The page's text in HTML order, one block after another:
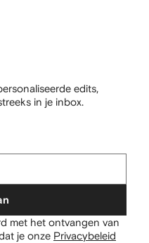
edits,
in je inbox.
met het ontvangen van
je onze Privacybeleid